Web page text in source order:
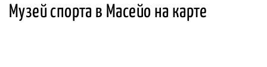
Музей спорта в Масейо на карте